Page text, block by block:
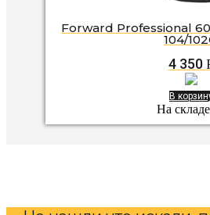
Forward Professional
104/
4 350
В
На